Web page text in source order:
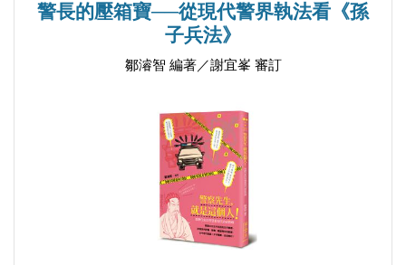
警長的壓箱寶──從現代警界執法看《孫
子兵法》
鄒濬智 編著／謝宜峯 審訂